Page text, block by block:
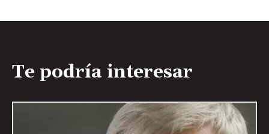
Te podría interesar